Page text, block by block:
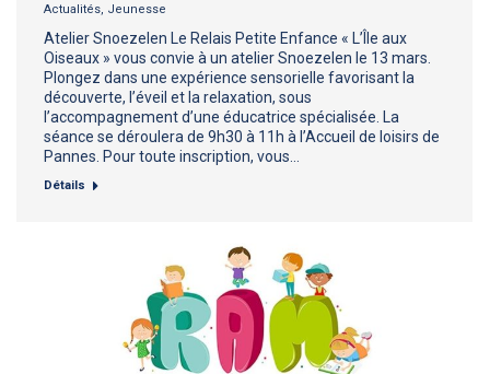
Actualités, Jeunesse
Atelier Snoezelen Le Relais Petite Enfance « L’Île aux
Oiseaux » vous convie à un atelier Snoezelen le 13 mars.
Plongez dans une expérience sensorielle favorisant la
découverte, l’éveil et la relaxation, sous
l’accompagnement d’une éducatrice spécialisée. La
séance se déroulera de 9h30 à 11h à l’Accueil de loisirs de
Pannes. Pour toute inscription, vous…
Détails